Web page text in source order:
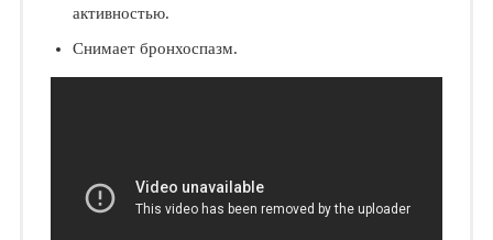
активностью.
Снимает бронхоспазм.